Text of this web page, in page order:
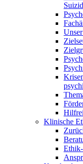
Klinische